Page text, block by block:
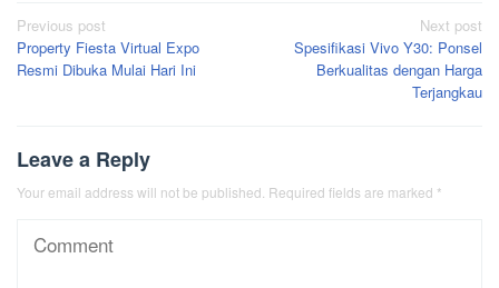
Post
navigation
Previous post
Property Fiesta Virtual Expo
Resmi Dibuka Mulai Hari Ini
Next post
Spesifikasi Vivo Y30: Ponsel
Berkualitas dengan Harga
Terjangkau
Leave a Reply
Your email address will not be published. Required fields are marked *